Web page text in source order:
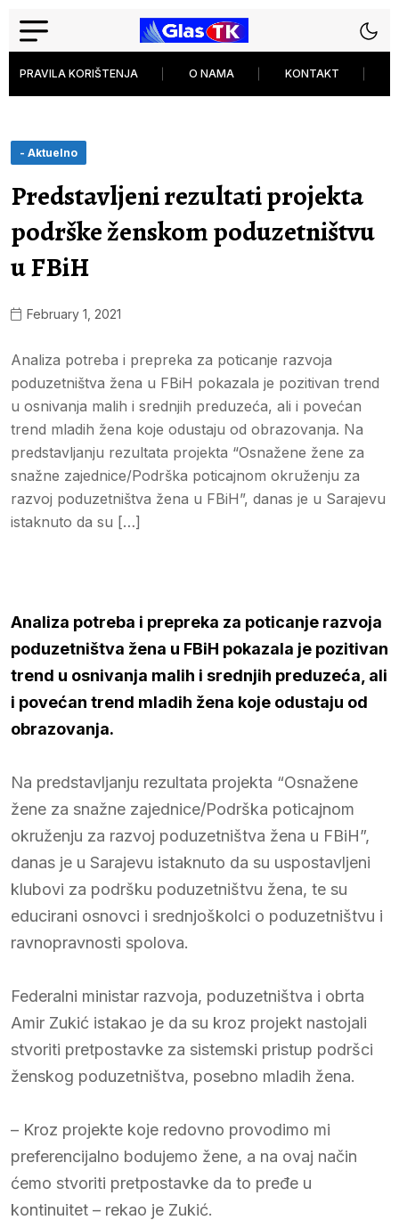
PRAVILA KORIŠTENJA O NAMA KONTAKT
- Aktuelno
Predstavljeni rezultati projekta
podrške ženskom poduzetništvu
u FBiH
February 1, 2021
Analiza potreba i prepreka za poticanje razvoja
poduzetništva žena u FBiH pokazala je pozitivan trend
u osnivanja malih i srednjih preduzeća, ali i povećan
trend mladih žena koje odustaju od obrazovanja. Na
predstavljanju rezultata projekta “Osnažene žene za
snažne zajednice/Podrška poticajnom okruženju za
razvoj poduzetništva žena u FBiH”, danas je u Sarajevu
istaknuto da su […]
Analiza potreba i prepreka za poticanje razvoja
poduzetništva žena u FBiH pokazala je pozitivan
trend u osnivanja malih i srednjih preduzeća, ali
i povećan trend mladih žena koje odustaju od
obrazovanja.
Na predstavljanju rezultata projekta “Osnažene
žene za snažne zajednice/Podrška poticajnom
okruženju za razvoj poduzetništva žena u FBiH”,
danas je u Sarajevu istaknuto da su uspostavljeni
klubovi za podršku poduzetništvu žena, te su
educirani osnovci i srednjoškolci o poduzetništvu i
ravnopravnosti spolova.
Federalni ministar razvoja, poduzetništva i obrta
Amir Zukić istakao je da su kroz projekt nastojali
stvoriti pretpostavke za sistemski pristup podršci
ženskog poduzetništva, posebno mladih žena.
– Kroz projekte koje redovno provodimo mi
preferencijalno bodujemo žene, a na ovaj način
ćemo stvoriti pretpostavke da to pređe u
kontinuitet – rekao je Zukić.